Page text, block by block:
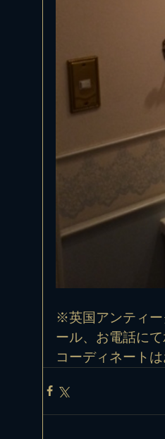
※英国アンティー
ール、お電話に
コーディネート